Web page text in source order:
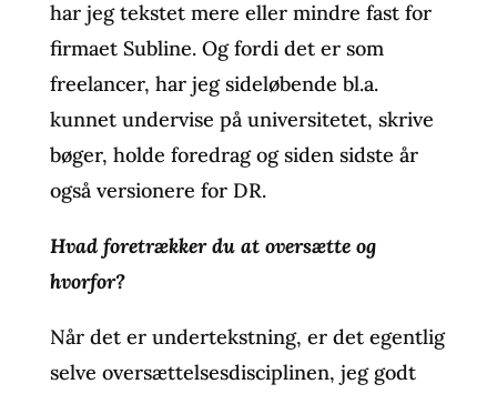
har jeg tekstet mere eller mindre fast for
firmaet Subline. Og fordi det er som
freelancer, har jeg sideløbende bl.a.
kunnet undervise på universitetet, skrive
bøger, holde foredrag og siden sidste år
også versionere for DR.
Hvad foretrækker du at oversætte og
hvorfor?
Når det er undertekstning, er det egentlig
selve oversættelsesdisciplinen, jeg godt